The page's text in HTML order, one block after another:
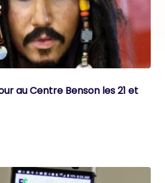
au Centre Benson les 21 et